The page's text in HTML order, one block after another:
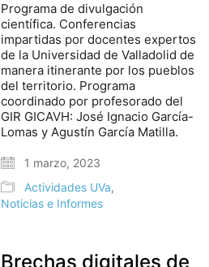
Programa de divulgación
científica. Conferencias
impartidas por docentes expertos
de la Universidad de Valladolid de
manera itinerante por los pueblos
del territorio. Programa
coordinado por profesorado del
GIR GICAVH: José Ignacio García-
Lomas y Agustín García Matilla.
1 marzo, 2023
Actividades UVa,
Noticias e Informes
Brechas digitales de